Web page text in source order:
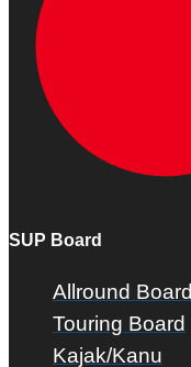
SUP Board
Allround Board
Touring Board
Kajak/Kanu